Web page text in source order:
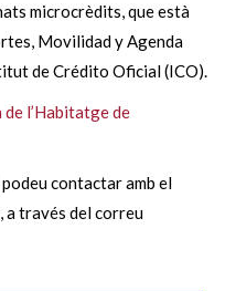
microcrèdits, que està
Movilidad y Agenda
de Crédito Oficial (ICO).
de l’Habitatge de
contactar amb el
a través del correu